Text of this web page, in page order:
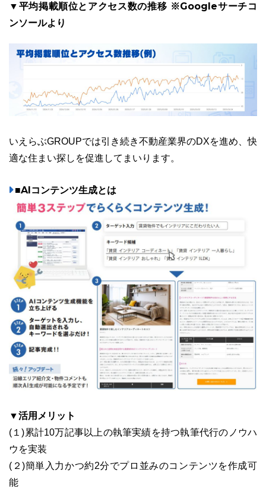
▼平均掲載順位とアクセス数の推移 ※Googleサーチコ
ンソールより
いえらぶGROUPでは引き続き不動産業界のDXを進め、快
適な住まい探しを促進してまいります。
■AIコンテンツ生成とは
▼活用メリット
(１)累計10万記事以上の執筆実績を持つ執筆代行のノウハ
ウを実装
(２)簡単入力かつ約2分でプロ並みのコンテンツを作成可
能